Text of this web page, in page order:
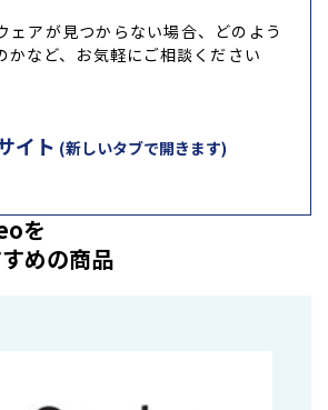
ェアが見つからない場合、どのよう
かなど、お気軽にご相談ください
イト (新しいタブで開きます)
を
めの商品